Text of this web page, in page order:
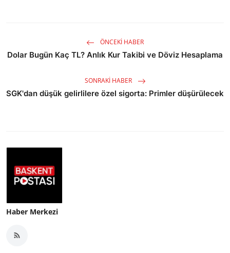
ÖNCEKI HABER
Dolar Bugün Kaç TL? Anlık Kur Takibi ve Döviz Hesaplama
SONRAKI HABER
SGK'dan düşük gelirlilere özel sigorta: Primler düşürülecek
Haber Merkezi